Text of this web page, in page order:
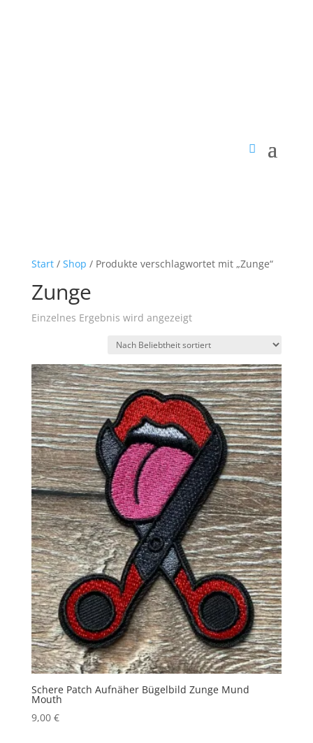
Start/ Shop / Produkte verschlagwortet mit „Zunge“
Zunge
Einzelnes Ergebnis wird angezeigt
Schere Patch Aufnäher Bügelbild Zunge Mund
Mouth
9,00 €